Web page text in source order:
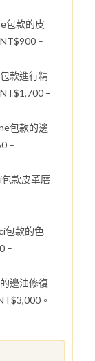
包款的皮
–
款進行精
–
包款的邊
–
款皮革磨
包款的色
–
邊油修復
。